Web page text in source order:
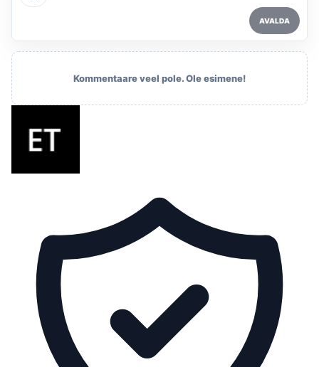
AVALDA
Kommentaare veel pole. Ole esimene!